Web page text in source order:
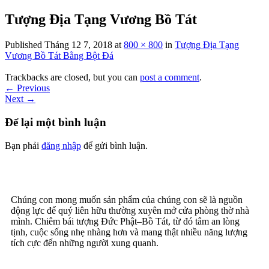
Tượng Địa Tạng Vương Bồ Tát
Published Tháng 12 7, 2018 at 800 × 800 in Tượng Địa Tạng
Vương Bồ Tát Bằng Bột Đá
Trackbacks are closed, but you can post a comment.
← Previous
Next →
Để lại một bình luận
Bạn phải đăng nhập để gửi bình luận.
Chúng con mong muốn sản phẩm của chúng con sẽ là nguồn
động lực để quý liên hữu thường xuyên mở cửa phòng thờ nhà
mình. Chiêm bái tượng Đức Phật–Bồ Tát, từ đó tâm an lòng
tịnh, cuộc sống nhẹ nhàng hơn và mang thật nhiều năng lượng
tích cực đến những người xung quanh.